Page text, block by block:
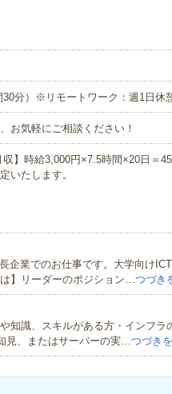
30分）※リモートワーク：週1日休
気軽にご相談ください！
】時給3,000円×7.5時間×20日＝
いたします。
企業でのお仕事です。大学向け
】リーダーのポジション…つづき
知識、スキルがある方・インフラ
見、またはサーバーの実…つづき